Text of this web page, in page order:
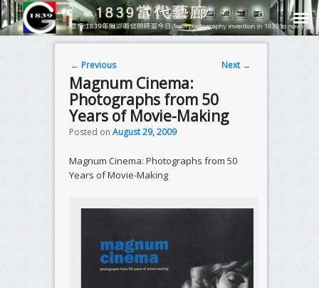
Post navigation
← Previous Next →
Magnum Cinema:
Photographs from 50
Years of Movie-Making
Posted on August 29, 2009
Magnum Cinema: Photographs from 50
Years of Movie-Making